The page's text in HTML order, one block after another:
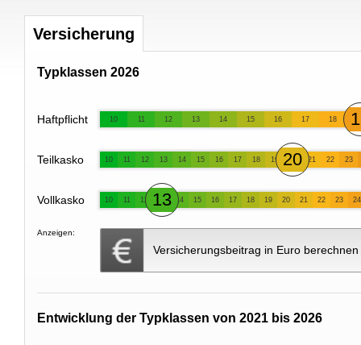
Versicherung
Typklassen 2026
Haftpflicht 10 11 12 13 14 15 16 17 18
Teilkasko 10 11 12 13 14 15 16 17 18 19 20 21 22 23
Vollkasko 10 11 12 13 14 15 16 17 18 19 20 21 22 23 24
Anzeigen:
Versicherungsbeitrag in Euro berechnen
Entwicklung der Typklassen von 2021 bis 2026